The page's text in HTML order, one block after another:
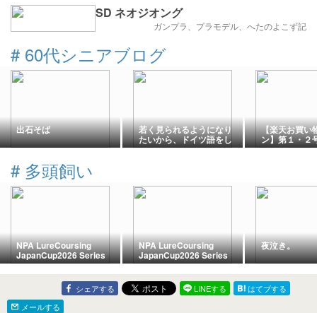
SD ネオジオング
ガンプラ、プラモデル、へたのよこず記
# 60代シニアブログ
出石そば 若く見られるようになり
たいから、ドイツ語をし
ゃべろう!?
【楽天お買い
ン】第１・２
ポ♪。。
# 多頭飼い
NPA LureCoursing
JapanCup2026 Series
7th 千葉に参加する そ
の④
NPA LureCoursing
JapanCup2026 Series
7th 千葉に参加する そ
の③
夜泣き。
シェアする LINEする
はてブする
メールする